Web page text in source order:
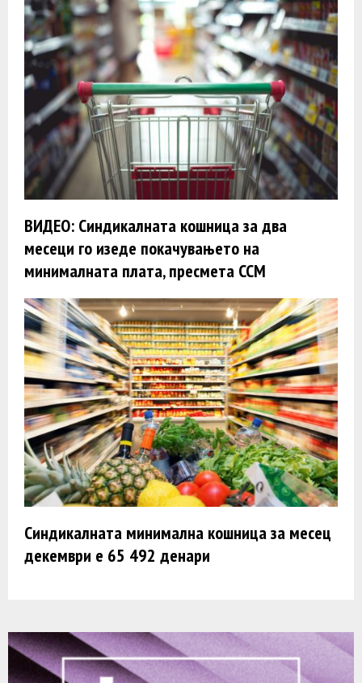
ВИДЕО: Синдикалната кошница за два
месеци го изеде покачувањето на
минималната плата, пресмета ССМ
Синдикалната минимална кошница за месец
декември e 65 492 денари